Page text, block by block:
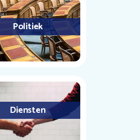
Politiek
Diensten